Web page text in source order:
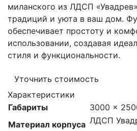
миланского из ЛДСП
традиций и уюта в ваш дом.
обеспечивает простоту и
использовании, создавая
стиля и функциональности.
Уточнить стоимость
Характеристики
Габариты
3000 ×
Материал корпуса ЛДСП